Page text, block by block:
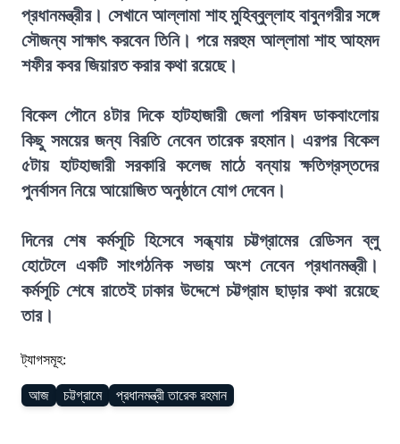
প্রধানমন্ত্রীর। সেখানে আল্লামা শাহ মুহিব্বুল্লাহ বাবুনগরীর সঙ্গে
সৌজন্য সাক্ষাৎ করবেন তিনি। পরে মরহুম আল্লামা শাহ আহমদ
শফীর কবর জিয়ারত করার কথা রয়েছে।
বিকেল পৌনে ৪টার দিকে হাটহাজারী জেলা পরিষদ ডাকবাংলোয়
কিছু সময়ের জন্য বিরতি নেবেন তারেক রহমান। এরপর বিকেল
৫টায় হাটহাজারী সরকারি কলেজ মাঠে বন্যায় ক্ষতিগ্রস্তদের
পুনর্বাসন নিয়ে আয়োজিত অনুষ্ঠানে যোগ দেবেন।
দিনের শেষ কর্মসূচি হিসেবে সন্ধ্যায় চট্টগ্রামের রেডিসন ব্লু
হোটেলে একটি সাংগঠনিক সভায় অংশ নেবেন প্রধানমন্ত্রী।
কর্মসূচি শেষে রাতেই ঢাকার উদ্দেশে চট্টগ্রাম ছাড়ার কথা রয়েছে
তার।
ট্যাগসমূহ:
আজ চট্টগ্রামে প্রধানমন্ত্রী তারেক রহমান